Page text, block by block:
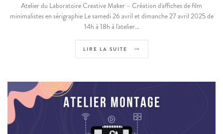
Atelier du Laboratoire Creative Maker – Création d'affiches de film
minimalistes en sérigraphie Le samedi 26 avril et dimanche 27 avril 2025 de
14h à 18h à l'atelier...
LIRE LA SUITE